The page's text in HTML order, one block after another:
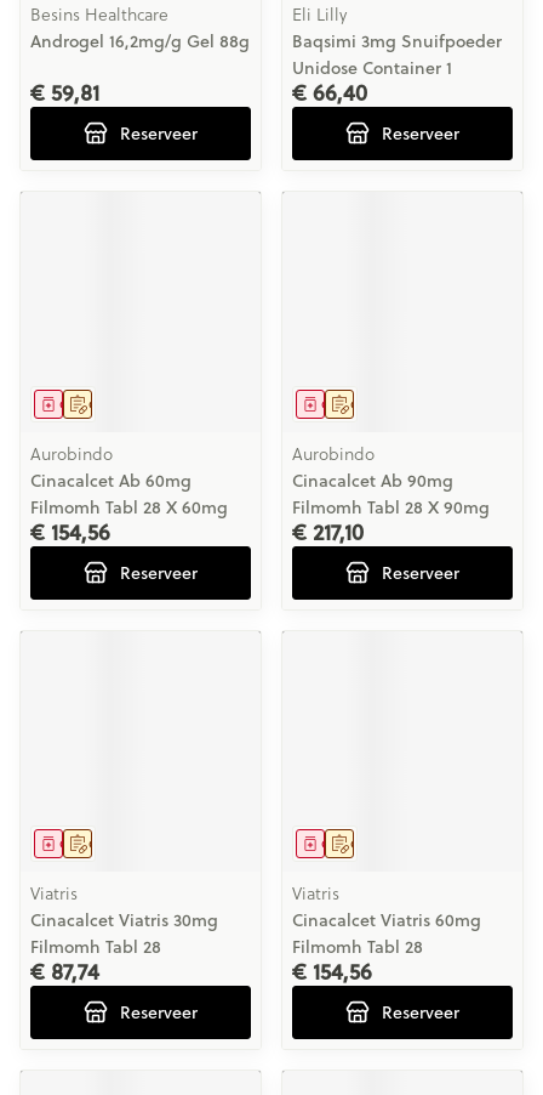
Besins Healthcare
Androgel 16,2mg/g Gel 88g
€ 59,81
Reserveer
Eli Lilly
Baqsimi 3mg Snuifpoeder
Unidose Container 1
€ 66,40
Reserveer
Op voorschrift
Geneesmiddel
Aurobindo
Cinacalcet Ab 60mg
Filmomh Tabl 28 X 60mg
€ 154,56
Reserveer
Op voorschrift
Geneesmiddel
Aurobindo
Cinacalcet Ab 90mg
Filmomh Tabl 28 X 90mg
€ 217,10
Reserveer
Op voorschrift
Geneesmiddel
Viatris
Cinacalcet Viatris 30mg
Filmomh Tabl 28
€ 87,74
Reserveer
Op voorschrift
Geneesmiddel
Viatris
Cinacalcet Viatris 60mg
Filmomh Tabl 28
€ 154,56
Reserveer